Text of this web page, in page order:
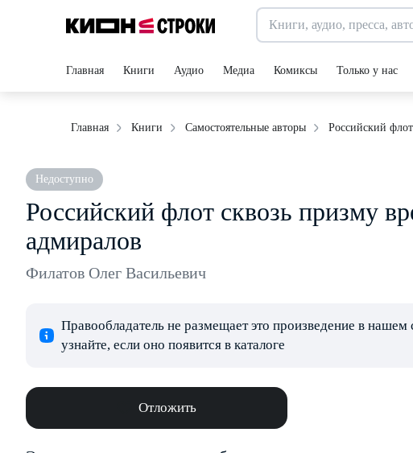
Главная Книги Аудио Медиа Комиксы Только у нас
Главная Книги Самостоятельные авторы Российский
Недоступно
Российский флот сквозь призму
адмиралов
Филатов Олег Васильевич
Правообладатель не размещает это произведение в
узнайте, если оно появится в каталоге
Отложить